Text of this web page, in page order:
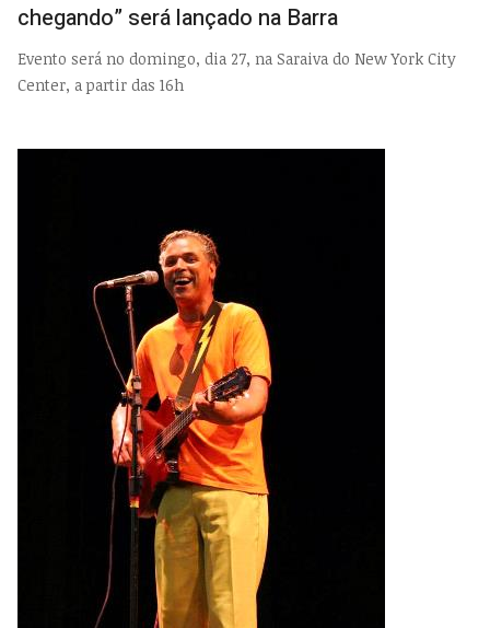
chegando” será lançado na Barra
Evento será no domingo, dia 27, na Saraiva do New York City
Center, a partir das 16h